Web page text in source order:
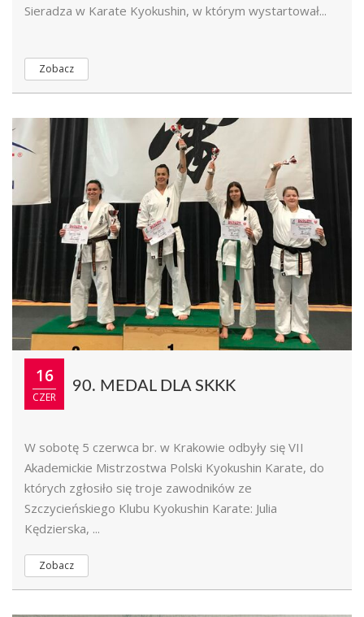
Sieradza w Karate Kyokushin, w którym wystartował...
Zobacz
16
CZER
90. MEDAL DLA SKKK
W sobotę 5 czerwca br. w Krakowie odbyły się VII
Akademickie Mistrzostwa Polski Kyokushin Karate, do
których zgłosiło się troje zawodników ze
Szczycieńskiego Klubu Kyokushin Karate: Julia
Kędzierska, ...
Zobacz